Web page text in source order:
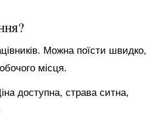
Можна поїсти швидко,
місця.
доступна, страва ситна,